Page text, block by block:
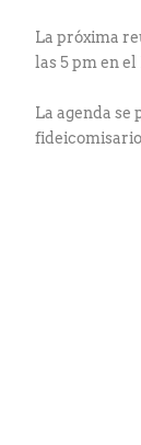
La próxima
las 5 pm en
La agenda se